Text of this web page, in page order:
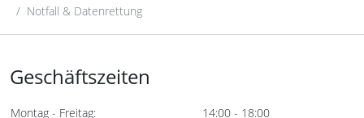
Notfall & Datenrettung
Geschäftszeiten
Montag - Freitag:
14:00 - 18:00